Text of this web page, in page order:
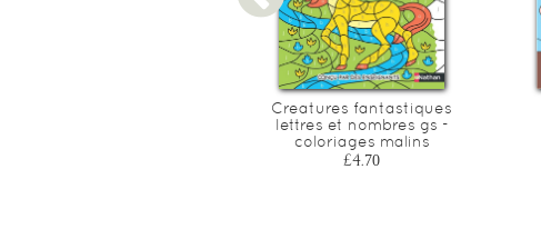
Creatures fantastiques
lettres et nombres gs -
coloriages malins
£4.70